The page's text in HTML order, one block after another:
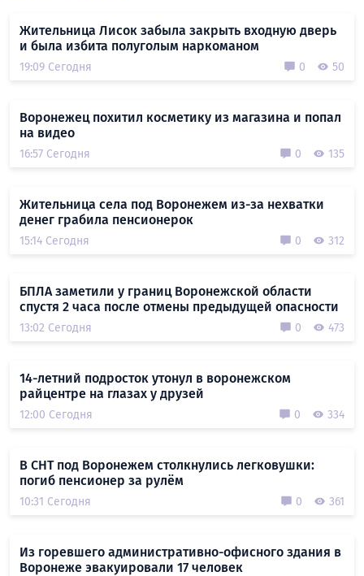
Жительница Лисок забыла закрыть входную дверь
и была избита полуголым наркоманом
19:09 Сегодня 0 50
Воронежец похитил косметику из магазина и попал
на видео
16:57 Сегодня 0 135
Жительница села под Воронежем из-за нехватки
денег грабила пенсионерок
15:14 Сегодня 0 312
БПЛА заметили у границ Воронежской области
спустя 2 часа после отмены предыдущей опасности
13:02 Сегодня 0 473
14-летний подросток утонул в воронежском
райцентре на глазах у друзей
12:00 Сегодня 0 334
В СНТ под Воронежем столкнулись легковушки:
погиб пенсионер за рулём
10:31 Сегодня 0 361
Из горевшего административно-офисного здания в
Воронеже эвакуировали 17 человек